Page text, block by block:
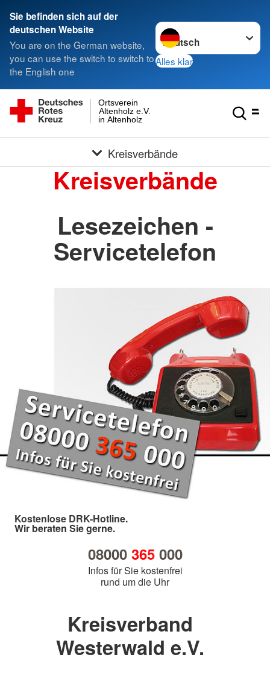
Sie befinden sich auf der
deutschen Website
You are on the German website,
you can use the switch to switch to
the English one
Sprache wechseln zu
Alles klar
in Altenholz
Altenholz e.V.
Ortsverein
Kreisverbände
Kreisverbände
Lesezeichen -
Servicetelefon
Kostenlose DRK-Hotline.
Wir beraten Sie gerne.
08000 365000
Infos für Sie kostenfrei
rund um die Uhr
Kreisverband
Westerwald e.V.